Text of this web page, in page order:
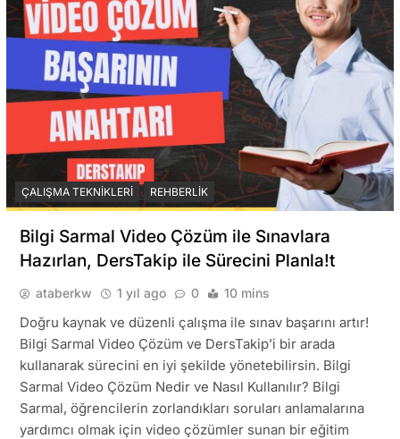
ÇALIŞMA TEKNIKLERI REHBERLIK
Bilgi Sarmal Video Çözüm ile Sınavlara
Hazırlan, DersTakip ile Sürecini Planla!t
ataberkw 1 yıl ago 0 10 mins
Doğru kaynak ve düzenli çalışma ile sınav başarını artır!
Bilgi Sarmal Video Çözüm ve DersTakip’i bir arada
kullanarak sürecini en iyi şekilde yönetebilirsin. Bilgi
Sarmal Video Çözüm Nedir ve Nasıl Kullanılır? Bilgi
Sarmal, öğrencilerin zorlandıkları soruları anlamalarına
yardımcı olmak için video çözümler sunan bir eğitim